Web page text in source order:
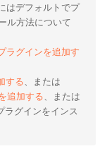
はデフォルトでプ
ル方法について
ラグインを追加す
する、または
追加する、または
ラグインをインス